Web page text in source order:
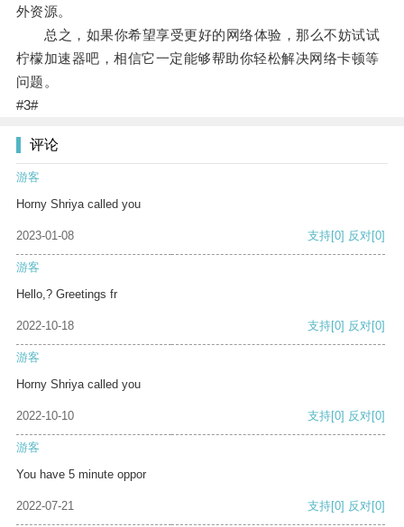
外资源。
总之，如果你希望享受更好的网络体验，那么不妨试试
柠檬加速器吧，相信它一定能够帮助你轻松解决网络卡顿等
问题。
#3#
评论
游客
Horny Shriya called you
2023-01-08 支持[0] 反对[0]
游客
Hello,? Greetings fr
2022-10-18 支持[0] 反对[0]
游客
Horny Shriya called you
2022-10-10 支持[0] 反对[0]
游客
You have 5 minute oppor
2022-07-21 支持[0] 反对[0]